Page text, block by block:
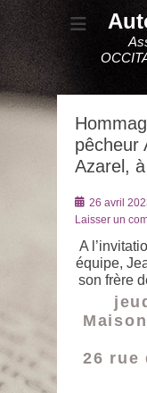
pêcheur
Azarel,
Posté
le
26 avril
Laisser un
A
équipe,
son frère
26 rue